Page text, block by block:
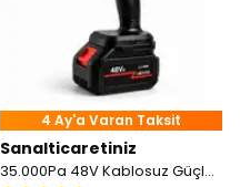
4 Ay'a Varan Taksit
Sanalticaretiniz
35.000Pa 48V Kablosuz Güçlü Blower Hava Üfleyici